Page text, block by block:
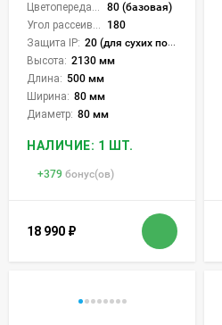
Цветопередача (CRI):
80 (базовая)
Угол рассеивания света °:
180
Защита IP: 20 (для сухих пом.)
Высота: 2130 мм
Длина: 500 мм
Ширина: 80 мм
Диаметр: 80 мм
НАЛИЧИЕ: 1 ШТ.
+379 бонус(ов)
18 990 ₽